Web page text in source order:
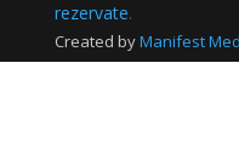
rezervate.
Created byManifest